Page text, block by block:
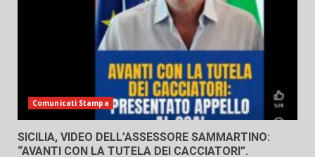
Comunicati Stampa
SICILIA, VIDEO DELL’ASSESSORE SAMMARTINO:
“AVANTI CON LA TUTELA DEI CACCIATORI”.